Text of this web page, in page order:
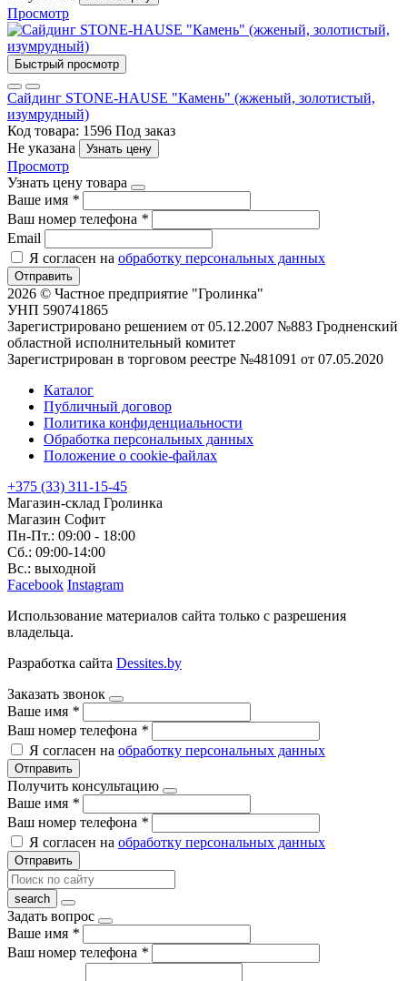
Просмотр
Быстрый просмотр
Сайдинг STONE-HAUSE "Камень" (жженый, золотистый,
изумрудный)
Код товара: 1596 Под заказ
Не указана
Узнать цену
Просмотр
Узнать цену товара
Ваше имя *
Ваш номер телефона *
Email
Я согласен на обработку персональных данных
Отправить
2026 © Частное предприятие "Гролинка"
УНП 590741865
Зарегистрировано решением от 05.12.2007 №883 Гродненский
областной исполнительный комитет
Зарегистрирован в торговом реестре №481091 от 07.05.2020
Каталог
Публичный договор
Политика конфиденциальности
Обработка персональных данных
Положение о cookie-файлах
+375 (33) 311-15-45
Магазин-склад Гролинка
Магазин Софит
Пн-Пт.: 09:00 - 18:00
Сб.: 09:00-14:00
Вс.: выходной
Facebook Instagram
Использование материалов сайта только с разрешения
владельца.
Разработка сайта Dessites.by
Заказать звонок
Ваше имя *
Ваш номер телефона *
Я согласен на обработку персональных данных
Отправить
Получить консультацию
Ваше имя *
Ваш номер телефона *
Я согласен на обработку персональных данных
Отправить
Задать вопрос
Ваше имя *
Ваш номер телефона *